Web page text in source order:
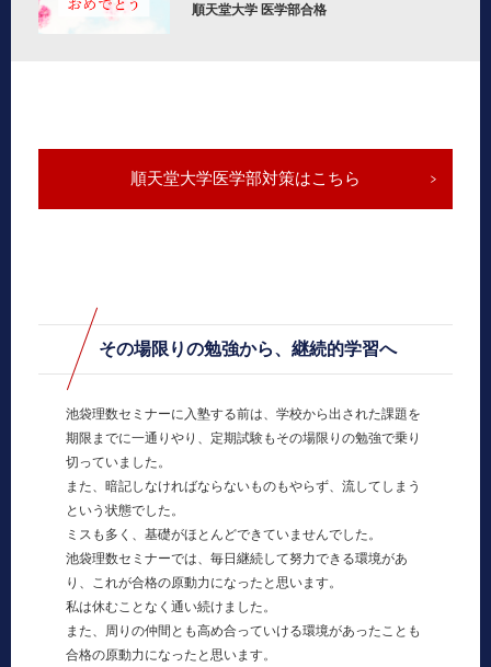
順天堂大学 医学部合格
順天堂大学医学部対策はこちら
その場限りの勉強から、継続的学習へ
池袋理数セミナーに入塾する前は、学校から出された課題を
期限までに一通りやり、定期試験もその場限りの勉強で乗り
切っていました。
また、暗記しなければならないものもやらず、流してしまう
という状態でした。
ミスも多く、基礎がほとんどできていませんでした。
池袋理数セミナーでは、毎日継続して努力できる環境があ
り、これが合格の原動力になったと思います。
私は休むことなく通い続けました。
また、周りの仲間とも高め合っていける環境があったことも
合格の原動力になったと思います。